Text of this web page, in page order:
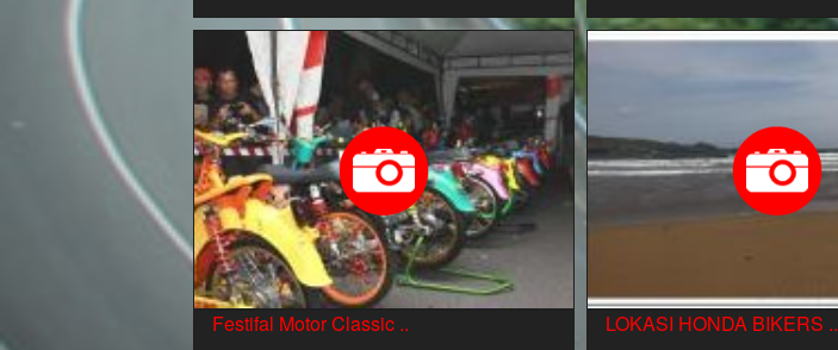
Festifal Motor Classic .. LOKASI HONDA BIKERS ..